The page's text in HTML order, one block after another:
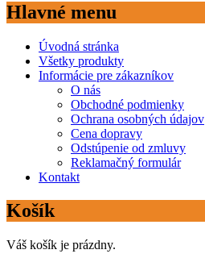
Hlavné menu
Úvodná stránka
Všetky produkty
Informácie pre zákazníkov
O nás
Obchodné podmienky
Ochrana osobných údajov
Cena dopravy
Odstúpenie od zmluvy
Reklamačný formulár
Kontakt
Košík
Váš košík je prázdny.